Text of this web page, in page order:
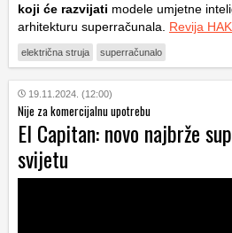
koji će razvijati modele umjetne
arhitekturu superračunala. Revija HAK
električna struja superračunalo
19.11.2024. (12:00)
Nije za komercijalnu upotrebu
El Capitan: novo najbrže
svijetu